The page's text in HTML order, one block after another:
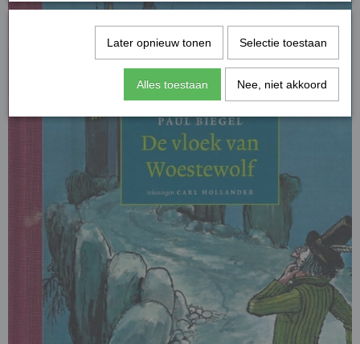
Later opnieuw tonen Selectie toestaan
Alles toestaan Nee, niet akkoord